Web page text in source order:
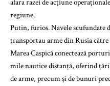
afara razei de acțiune
regiune.
Putin, furios. Navele scufundate
transportau arme din Rusia
Marea Caspică conectează
mile nautice distanță, oferind
de arme, precum și de bunuri